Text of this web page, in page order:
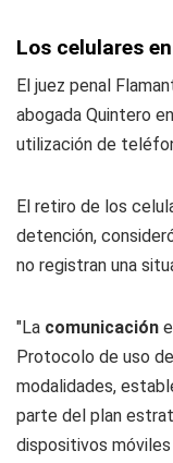
Los celulares
El juez penal
abogada Quintero
utilización de
El retiro de los
detención,
no registran una
"La comunicación
Protocolo de uso
modalidades,
parte del plan
dispositivos